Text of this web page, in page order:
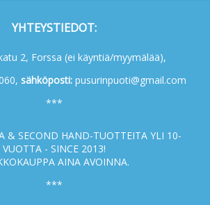
YHTEYSTIEDOT:
2, Forssa (ei käyntiä/myymälää),
sähköposti:pusurinpuoti@gmail.com
***
& SECOND HAND-TUOTTEITA YLI 10-
VUOTTA - SINCE 2013!
AINA AVOINNA.
***